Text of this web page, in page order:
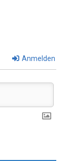
Anmelden